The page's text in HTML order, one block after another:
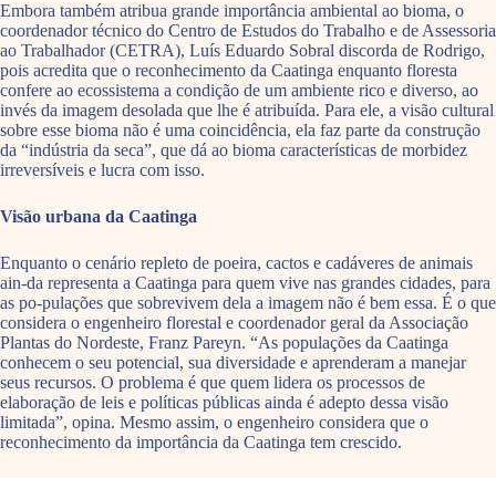
Embora também atribua grande importância ambiental ao bioma, o
coordenador técnico do Centro de Estudos do Trabalho e de Assessoria
ao Trabalhador (CETRA), Luís Eduardo Sobral discorda de Rodrigo,
pois acredita que o reconhecimento da Caatinga enquanto floresta
confere ao ecossistema a condição de um ambiente rico e diverso, ao
invés da imagem desolada que lhe é atribuída. Para ele, a visão cultural
sobre esse bioma não é uma coincidência, ela faz parte da construção
da “indústria da seca”, que dá ao bioma características de morbidez
irreversíveis e lucra com isso.
Visão urbana da Caatinga
Enquanto o cenário repleto de poeira, cactos e cadáveres de animais
ain-da representa a Caatinga para quem vive nas grandes cidades, para
as po-pulações que sobrevivem dela a imagem não é bem essa. É o que
considera o engenheiro florestal e coordenador geral da Associação
Plantas do Nordeste, Franz Pareyn. “As populações da Caatinga
conhecem o seu potencial, sua diversidade e aprenderam a manejar
seus recursos. O problema é que quem lidera os processos de
elaboração de leis e políticas públicas ainda é adepto dessa visão
limitada”, opina. Mesmo assim, o engenheiro considera que o
reconhecimento da importância da Caatinga tem crescido.